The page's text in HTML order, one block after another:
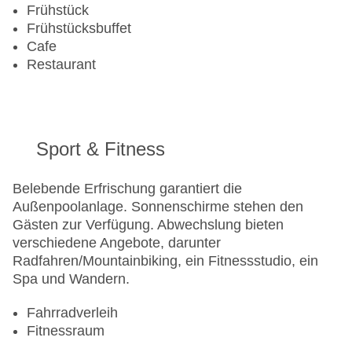
Frühstück
Frühstücksbuffet
Cafe
Restaurant
Sport & Fitness
Belebende Erfrischung garantiert die
Außenpoolanlage. Sonnenschirme stehen den
Gästen zur Verfügung. Abwechslung bieten
verschiedene Angebote, darunter
Radfahren/Mountainbiking, ein Fitnessstudio, ein
Spa und Wandern.
Fahrradverleih
Fitnessraum